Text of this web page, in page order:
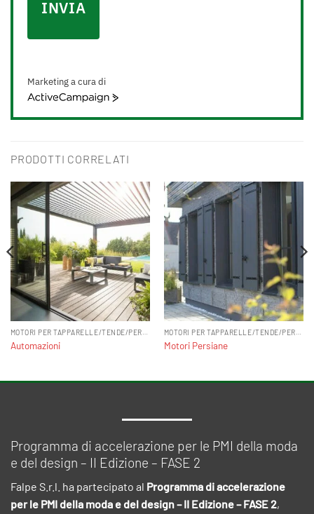
INVIA
Marketing a cura di
ActiveCampaign
PRODOTTI CORRELATI
MOTORI PER TAPPARELLE/TENDE/PERSIANE
Automazioni
MOTORI PER TAPPARELLE/TENDE/PERSIANE
Motori Persiane
Programma di accelerazione per le PMI della moda
e del design – II Edizione – FASE 2
Falpe S.r.l. ha partecipato al Programma di accelerazione
per le PMI della moda e del design – II Edizione – FASE 2,